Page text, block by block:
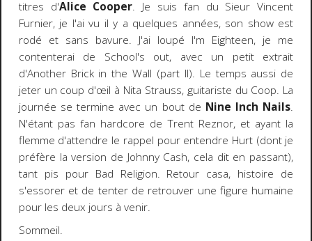
titres d'Alice Cooper. Je suis fan du Sieur Vincent
Furnier, je l'ai vu il y a quelques années, son show est
rodé et sans bavure. J'ai loupé I'm Eighteen, je me
contenterai de School's out, avec un petit extrait
d'Another Brick in the Wall (part II). Le temps aussi de
jeter un coup d'œil à Nita Strauss, guitariste du Coop. La
journée se termine avec un bout de Nine Inch Nails.
N'étant pas fan hardcore de Trent Reznor, et ayant la
flemme d'attendre le rappel pour entendre Hurt (dont je
préfère la version de Johnny Cash, cela dit en passant),
tant pis pour Bad Religion. Retour casa, histoire de
s'essorer et de tenter de retrouver une figure humaine
pour les deux jours à venir.
Sommeil.